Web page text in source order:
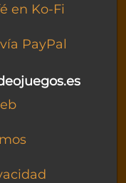
en Ko-Fi
PayPal